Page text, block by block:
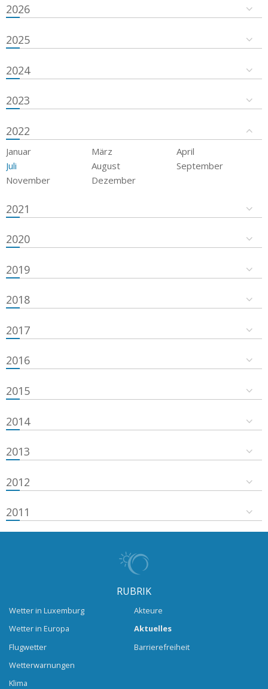
2026
2025
2024
2023
2022
Januar März
April
Juli
August
September
November
Dezember
2021
2020
2019
2018
2017
2016
2015
2014
2013
2012
2011
RUBRIK
Wetter in Luxemburg
Wetter in Europa
Flugwetter
Wetterwarnungen
Klima
Akteure
Aktuelles
Barrierefreiheit